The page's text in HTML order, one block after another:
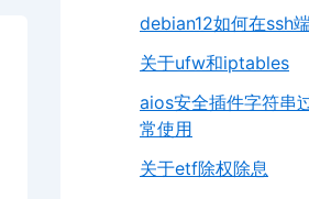
debian12如何在ssh
关于ufw和iptables
aios安全插件字符串
常使用
关于etf除权除息